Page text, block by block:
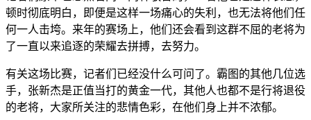
顿时彻底明白，即便是这样一场痛心的失利，也无法将他们任
何一人击垮。来年的赛场上，他们还会看到这群不屈的老将为
了一直以来追逐的荣耀去拼搏，去努力。
有关这场比赛，记者们已经没什么可问了。霸图的其他几位选
手，张新杰是正值当打的黄金一代，其他人也都不是行将退役
的老将，大家所关注的悲情色彩，在他们身上并不浓郁。